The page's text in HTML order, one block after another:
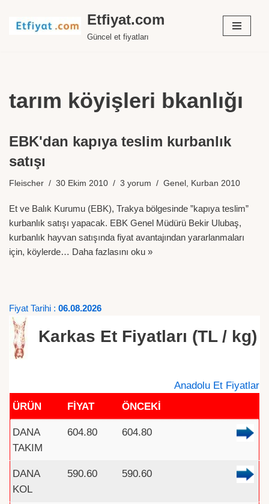
İçeriğe
Etfiyat.com
Güncel et fiyatları
tarım köyişleri bkanlığı
EBK'dan kapıya teslim kurbanlık
satışı
Fleischer 30 Ekim 2010 3 yorum Genel , Kurban 2010
Et ve Balık Kurumu (EBK), Trakya bölgesinde ”kapıya teslim”
kurbanlık satışı yapacak. EBK Genel Müdürü Bekir Ulubaş,
kurbanlık hayvan satışında fiyat avantajından yararlanmaları
için, köylerde… Daha fazlasını oku »
Fiyat Tarihi : 06.08.2026
Karkas Et Fiyatları (TL / kg)
Anadolu Et Fiyatlar
ÜRÜN
FİYAT ÖNCEKİ
DANA
TAKIM
604.80 604.80
DANA
KOL
590.60 590.60